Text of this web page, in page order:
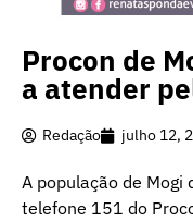
Procon de
a atender
Redação julho 12,
A população de Mogi
telefone 151 do